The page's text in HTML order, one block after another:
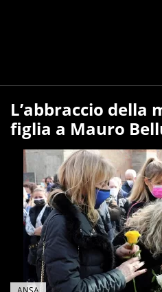
L’abbraccio della
figlia a Mauro